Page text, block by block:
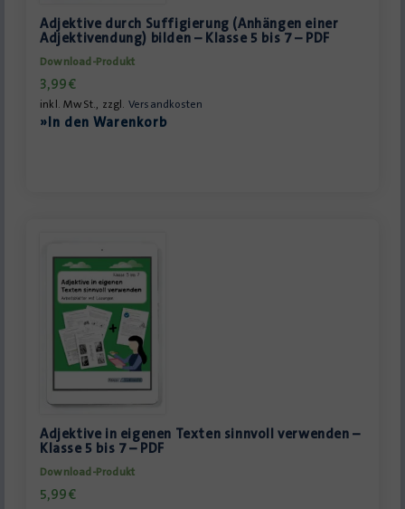
Adjektive durch Suffigierung (Anhängen einer
Adjektivendung) bilden – Klasse 5 bis 7 – PDF
Download-Produkt
3,99€
inkl. MwSt., zzgl. Versandkosten
»In den Warenkorb
Adjektive in eigenen Texten sinnvoll verwenden –
Klasse 5 bis 7 – PDF
Download-Produkt
5,99€